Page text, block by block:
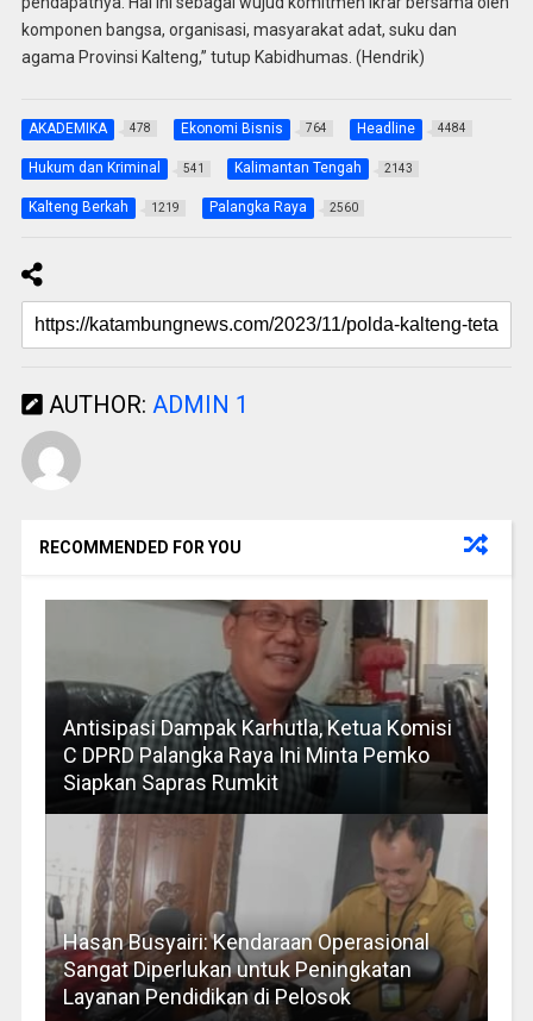
komponen bangsa, organisasi, masyarakat adat, suku dan
agama Provinsi Kalteng,” tutup Kabidhumas. (Hendrik)
AKADEMIKA 478 Ekonomi Bisnis 764 Headline 4484
Hukum dan Kriminal 541 Kalimantan Tengah 2143
Kalteng Berkah 1219 Palangka Raya 2560
AUTHOR: ADMIN 1
RECOMMENDED FOR YOU
Antisipasi Dampak Karhutla, Ketua Komisi
C DPRD Palangka Raya Ini Minta Pemko
Siapkan Sapras Rumkit
Hasan Busyairi: Kendaraan Operasional
Sangat Diperlukan untuk Peningkatan
Layanan Pendidikan di Pelosok